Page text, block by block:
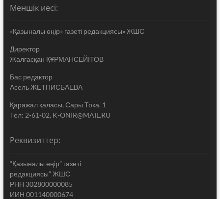
Меншік иесі:
«Қазыналы өңір» газеті редакциясы» ЖШС
Директор
Жалғасқан ҚҰРМАНСЕЙІТОВ
Бас редактор
Асель ЖЕТПИСБАЕВА
Қаражал қаласы, Сары Тока, 1
Тел: 2-61-02, K-ONIR@MAIL.RU
Реквизиттер:
“Қазыналы өңір” газеті
редакциясы” ЖШС
РНН 302800000085
ИИН 001140000674